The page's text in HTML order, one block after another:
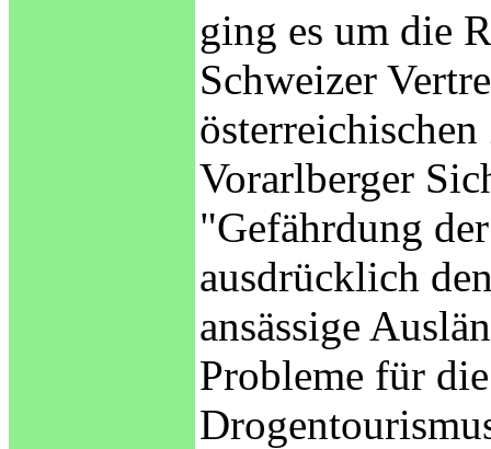
ging es um die
Schweizer
Vorarlberger
"Gefährdung
ausdrücklich
ansässige
Probleme für